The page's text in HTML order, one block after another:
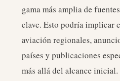
gama más amplia de
clave. Esto podría implicar
aviación regionales,
países y publicaciones
más allá del alcance inicial.